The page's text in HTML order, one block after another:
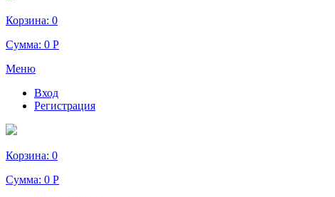
Корзина: 0
Сумма: 0 Р
Меню
Вход
Регистрация
Корзина: 0
Сумма: 0 Р